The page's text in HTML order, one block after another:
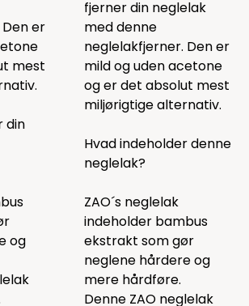
er
mest
din
og
fjerner din neglelak
meddenne
neglelakfjerner. Den er
mild og uden acetone
og er det absolut mest
miljørigtige alternativ.
Hvad indeholder denne
neglelak?
ZAO´s neglelak
indeholder bambus
ekstrakt som gør
neglene hårdere og
mere hårdføre.
Denne ZAO neglelak